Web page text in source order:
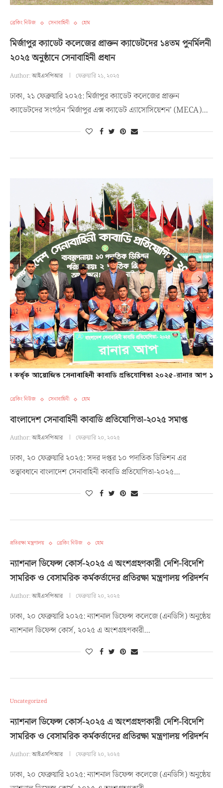
ব্রেকিং নিউজ সেনাবাহিনী হোম
মির্জাপুর ক্যাডেট কলেজের প্রাক্তন ক্যাডেটদের ১৪তম পুনর্মিলনী
২০২৫ অনুষ্ঠানে সেনাবাহিনী প্রধান
Author:আইএসপিআর ফেব্রুয়ারি ২১, ২০২৫
ঢাকা, ২১ ফেব্রুয়ারি ২০২৫: মির্জাপুর ক্যাডেট কলেজের প্রাক্তন
ক্যাডেটদের সংগঠন ‘মির্জাপুর এক্স ক্যাডেট এ্যাসোসিয়েশন’ (MECA)…
ব্রেকিং নিউজ সেনাবাহিনী হোম
বাংলাদেশ সেনাবাহিনী কাবাডি প্রতিযোগিতা-২০২৫ সমাপ্ত
Author:আইএসপিআর ফেব্রুয়ারি ২০, ২০২৫
ঢাকা, ২০ ফেব্রুয়ারি ২০২৫: সদর দপ্তর ১০ পদাতিক ডিভিশন এর
তত্ত্বাবধানে বাংলাদেশ সেনাবাহিনী কাবাডি প্রতিযোগিতা-২০২৫…
প্রতিরক্ষা মন্ত্রণালয় ব্রেকিং নিউজ হোম
ন্যাশনাল ডিফেন্স কোর্স-২০২৫ এ অংশগ্রহণকারী দেশি-বিদেশি
সামরিক ও বেসামরিক কর্মকর্তাদের প্রতিরক্ষা মন্ত্রণালয় পরিদর্শন
Author:আইএসপিআর ফেব্রুয়ারি ২০, ২০২৫
ঢাকা, ২০ ফেব্রুয়ারি ২০২৫: ন্যাশনাল ডিফেন্স কলেজে (এনডিসি) অনুষ্ঠেয়
ন্যাশনাল ডিফেন্স কোর্স, ২০২৫ এ অংশগ্রহণকারী…
Uncategorized
ন্যাশনাল ডিফেন্স কোর্স-২০২৫ এ অংশগ্রহণকারী দেশি-বিদেশি
সামরিক ও বেসামরিক কর্মকর্তাদের প্রতিরক্ষা মন্ত্রণালয় পরিদর্শন
Author:আইএসপিআর ফেব্রুয়ারি ২০, ২০২৫
ঢাকা, ২০ ফেব্রুয়ারি ২০২৫: ন্যাশনাল ডিফেন্স কলেজে (এনডিসি) অনুষ্ঠেয়